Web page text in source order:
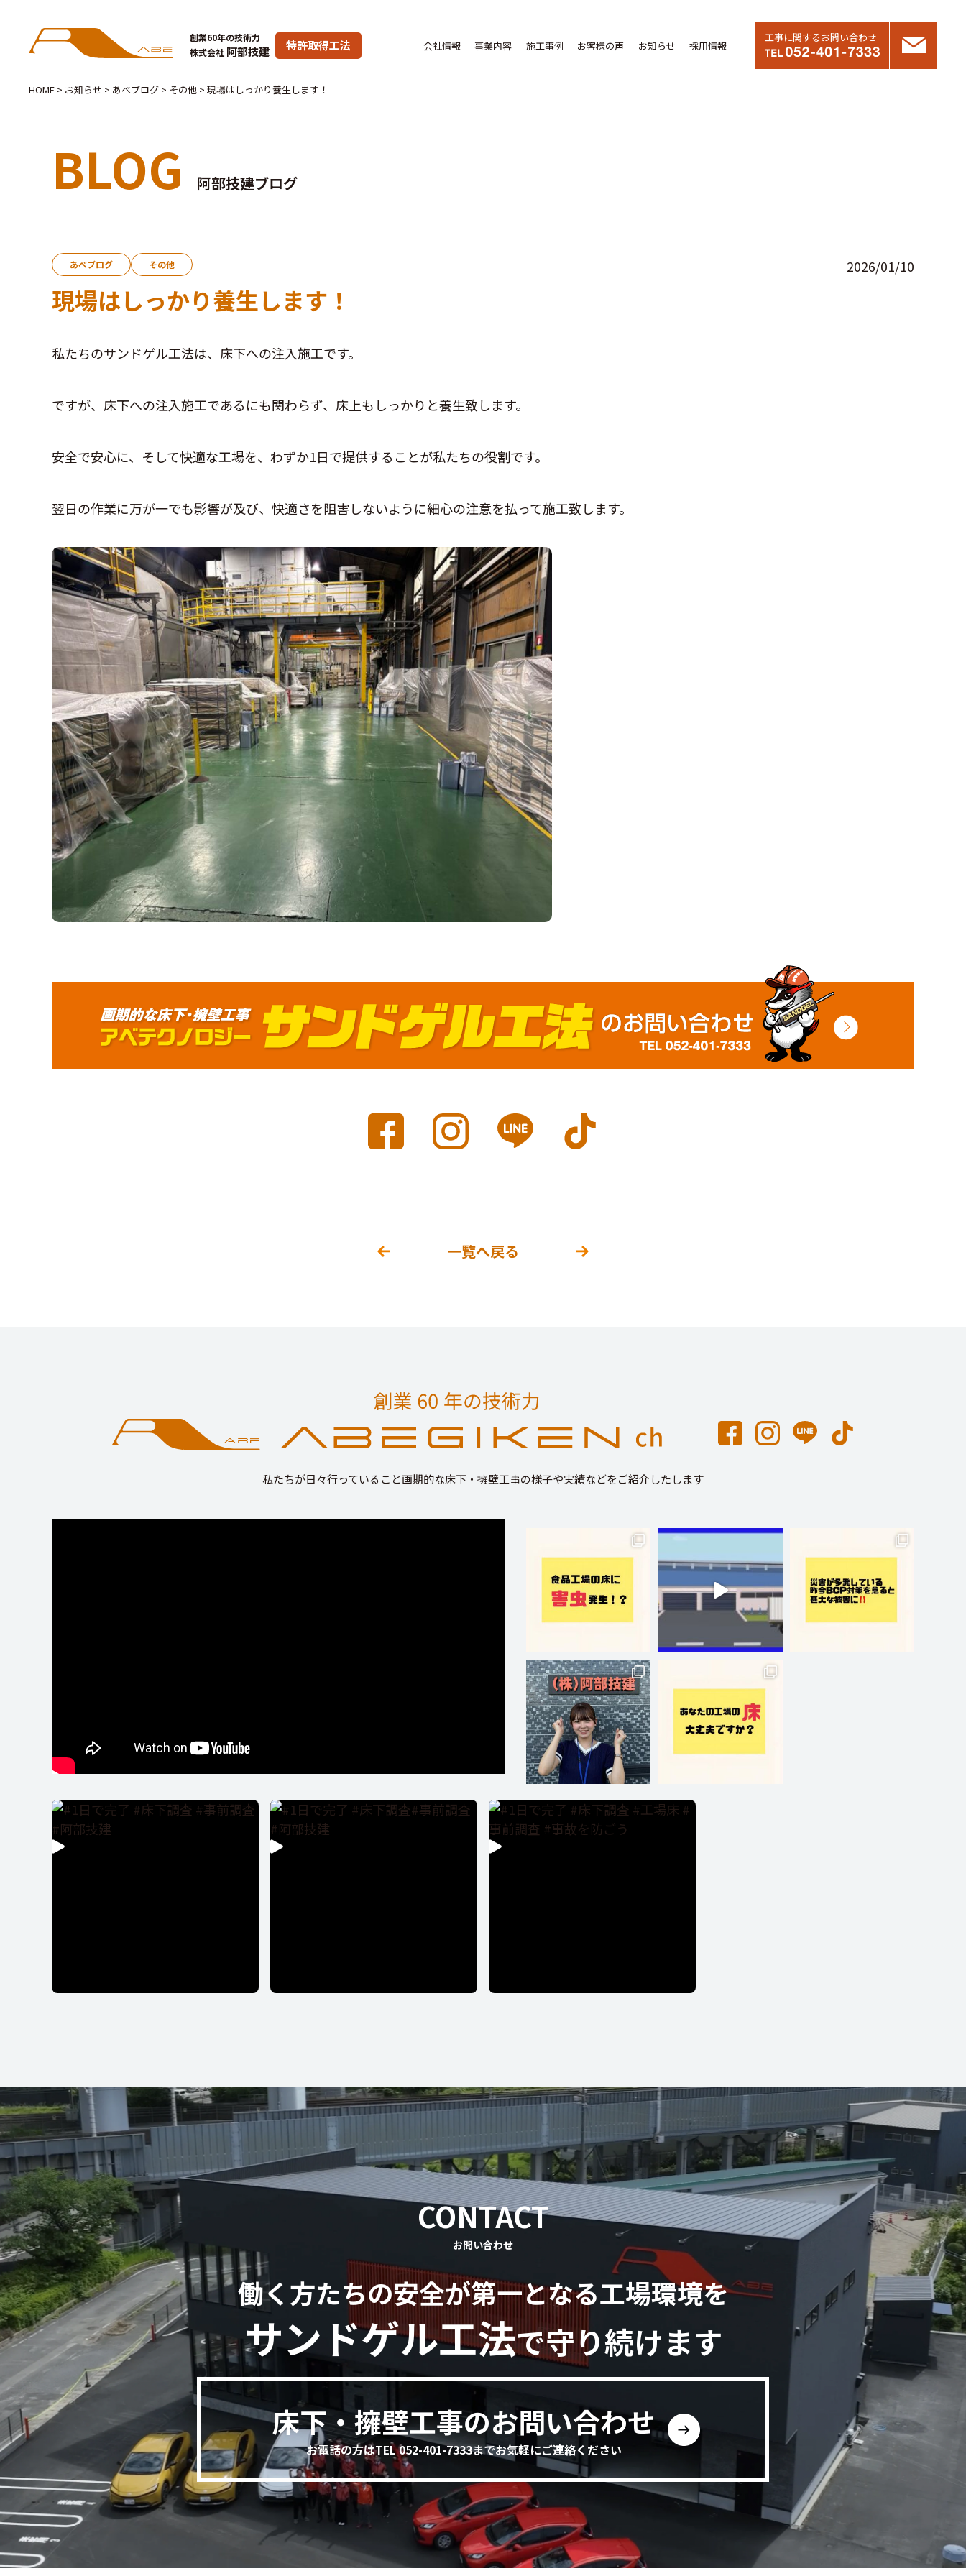
創業60年の技術力
株式会社 阿部技建 特許取得工法 会社情報 事業内容 施工事例 お客様の声 お知らせ 採用情報
工事に関するお問い合わせ
HOME > お知らせ > あべブログ > その他 > 現場はしっかり養生します！
BLOG 阿部技建ブログ
あべブログ その他 2026/01/10
現場はしっかり養生します！
私たちのサンドゲル工法は、床下への注入施工です。
ですが、床下への注入施工であるにも関わらず、床上もしっかりと養生致します。
安全で安心に、そして快適な工場を、わずか1日で提供することが私たちの役割です。
翌日の作業に万が一でも影響が及び、快適さを阻害しないように細心の注意を払って施工致します。
一覧へ戻る
私たちが日々行っていること画期的な床下・擁壁工事の様子や実績などをご紹介したします
CONTACT
お問い合わせ
働く方たちの安全が第一となる工場環境を
サンドゲル工法で守り続けます
床下・擁壁工事のお問い合わせ
お電話の方はTEL 052-401-7333までお気軽にご連絡ください